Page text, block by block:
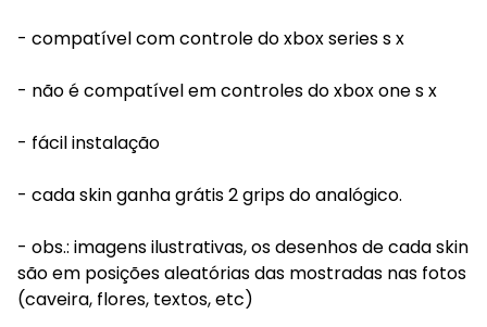
- compatível com controle do xbox series s x
- não é compatível em controles do xbox one s x
- fácil instalação
- cada skin ganha grátis 2 grips do analógico.
- obs.: imagens ilustrativas, os desenhos de cada skin
são em posições aleatórias das mostradas nas fotos
(caveira, flores, textos, etc)